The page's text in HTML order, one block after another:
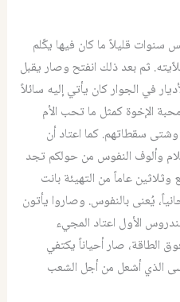
سنوات قليلاً ما كان فيها يكّلم
. ثم بعد ذلك انفتح وصار يقبل
في الجوار كان يأتي إليه سائلاً
الإخوة كمثل ما تحب الأم
وشتى سقطاتهم.كما اعتاد أن
وألوف النفوس من حولكم تجد
عاماً من التهيئة بانت
يُعنى بالنفوس. وصاروا يأتون
الأول اعتاد المجيء
الطاقة، صار أحياناً يكتفي
الذي أشعل من أجل الشعب